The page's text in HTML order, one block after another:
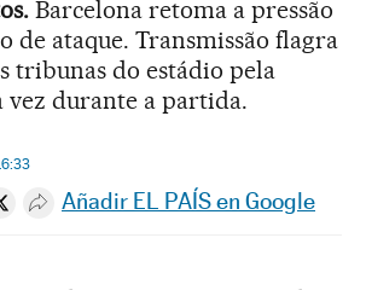
Barcelona retoma a pressão
de ataque. Transmissão flagra
tribunas do estádio pela
durante a partida.
en Whatsapp
en Facebook
Compartir en Twitter
Desplegar Redes Sociales
Añadir EL PAÍS en Google